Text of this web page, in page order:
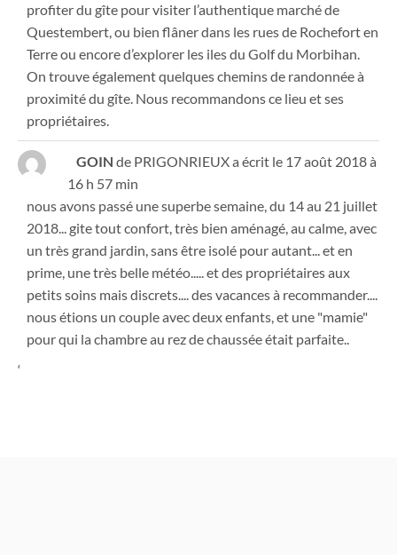
profiter du gîte pour visiter l’authentique marché de
Questembert, ou bien flâner dans les rues de Rochefort en
Terre ou encore d’explorer les iles du Golf du Morbihan.
On trouve également quelques chemins de randonnée à
proximité du gîte. Nous recommandons ce lieu et ses
propriétaires.
GOIN de PRIGONRIEUXa écrit le 17 août 2018à
16 h 57 min
nous avons passé une superbe semaine, du 14 au 21 juillet
2018... gite tout confort, très bien aménagé, au calme, avec
un très grand jardin, sans être isolé pour autant... et en
prime, une très belle météo..... et des propriétaires aux
petits soins mais discrets.... des vacances à recommander....
nous étions un couple avec deux enfants, et une "mamie"
pour qui la chambre au rez de chaussée était parfaite..
‘